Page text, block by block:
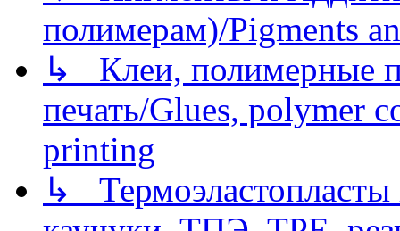
полимерам)/Pigments
↳ Клеи, полимерные
печать/Glues, polymer
printing
↳